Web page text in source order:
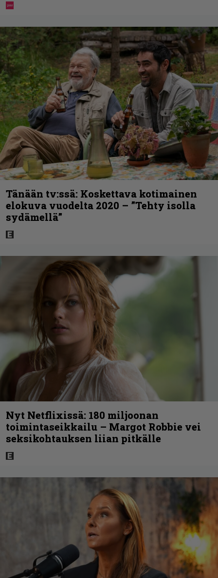
Tänään tv:ssä: Koskettava kotimainen
elokuva vuodelta 2020 – ”Tehty isolla
sydämellä”
Nyt Netflixissä: 180 miljoonan
toimintaseikkailu – Margot Robbie vei
seksikohtauksen liian pitkälle